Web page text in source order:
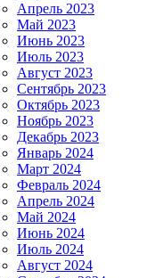
Апрель 2023
Май 2023
Июнь 2023
Июль 2023
Август 2023
Сентябрь 2023
Октябрь 2023
Ноябрь 2023
Декабрь 2023
Январь 2024
Март 2024
Февраль 2024
Апрель 2024
Май 2024
Июнь 2024
Июль 2024
Август 2024